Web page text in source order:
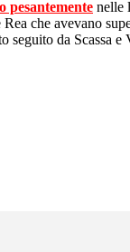
pesantemente nelle
che avevano
seguito da Scassa e